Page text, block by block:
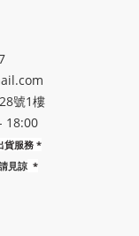
號1樓
18:00
貨服務 *
見諒 *